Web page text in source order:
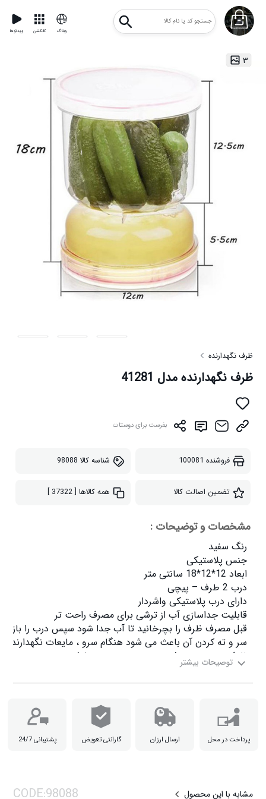
ویدئوها کالکشن وبلاگ
۳
ظرف نگهدارنده
ظرف نگهدارنده مدل 41281
بفرست برای دوستات
فروشنده 100081 شناسه کالا 98088
تضمین اصالت کالا همه کالاها [ 37322 ]
مشخصات و توضیحات :
ظرف مخصوص ترشی و پنیر و زیتون و خیارشور و …..
پرداخت در محل ارسال ارزان گارانتی تعویض پشتیبانی 24/7
مشابه با این محصول